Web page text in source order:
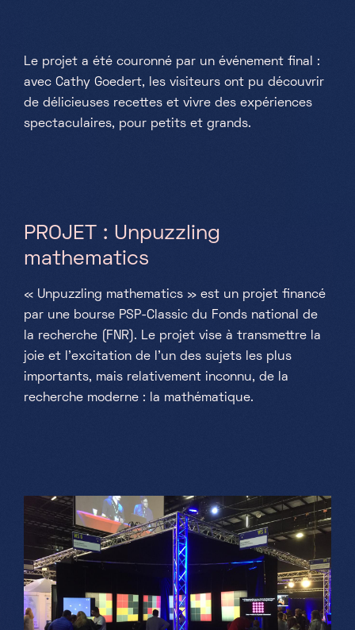
Le projet a été couronné par un événement final :
avec Cathy Goedert, les visiteurs ont pu découvrir
de délicieuses recettes et vivre des expériences
spectaculaires, pour petits et grands.
PROJET : Unpuzzling
mathematics
« Unpuzzling mathematics » est un projet financé
par une bourse PSP-Classic du Fonds national de
la recherche (FNR). Le projet vise à transmettre la
joie et l'excitation de l'un des sujets les plus
importants, mais relativement inconnu, de la
recherche moderne : la mathématique.